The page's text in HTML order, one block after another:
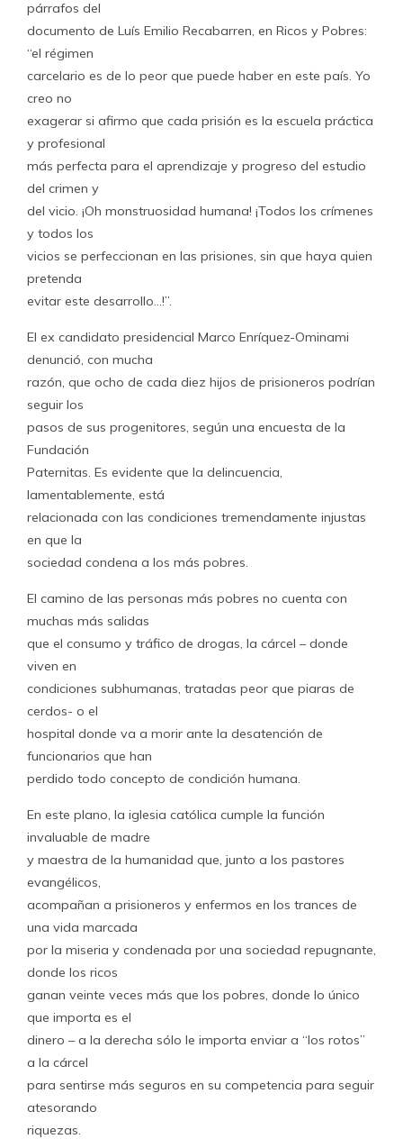
párrafos del
documento de Luís Emilio Recabarren, en Ricos y Pobres:
“el régimen
carcelario es de lo peor que puede haber en este país. Yo
creo no
exagerar si afirmo que cada prisión es la escuela práctica
y profesional
más perfecta para el aprendizaje y progreso del estudio
del crimen y
del vicio. ¡Oh monstruosidad humana! ¡Todos los crímenes
y todos los
vicios se perfeccionan en las prisiones, sin que haya quien
pretenda
evitar este desarrollo…!”.
El ex candidato presidencial Marco Enríquez-Ominami
denunció, con mucha
razón, que ocho de cada diez hijos de prisioneros podrían
seguir los
pasos de sus progenitores, según una encuesta de la
Fundación
Paternitas. Es evidente que la delincuencia,
lamentablemente, está
relacionada con las condiciones tremendamente injustas
en que la
sociedad condena a los más pobres.
El camino de las personas más pobres no cuenta con
muchas más salidas
que el consumo y tráfico de drogas, la cárcel – donde
viven en
condiciones subhumanas, tratadas peor que piaras de
cerdos- o el
hospital donde va a morir ante la desatención de
funcionarios que han
perdido todo concepto de condición humana.
En este plano, la iglesia católica cumple la función
invaluable de madre
y maestra de la humanidad que, junto a los pastores
evangélicos,
acompañan a prisioneros y enfermos en los trances de
una vida marcada
por la miseria y condenada por una sociedad repugnante,
donde los ricos
ganan veinte veces más que los pobres, donde lo único
que importa es el
dinero – a la derecha sólo le importa enviar a “los rotos”
a la cárcel
para sentirse más seguros en su competencia para seguir
atesorando
riquezas.